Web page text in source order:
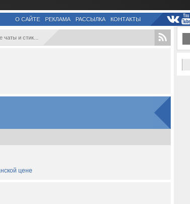
О САЙТЕ РЕКЛАМА РАССЫЛКА КОНТАКТЫ
и стик...
цене